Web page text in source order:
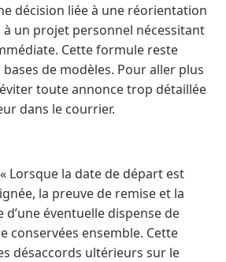
décision liée à une réorientation
un projet personnel nécessitant
Cette formule reste
de modèles. Pour aller plus
toute annonce trop détaillée
dans le courrier.
« Lorsque la date de départ est
la preuve de remise et la
éventuelle dispense de
conservées ensemble. Cette
désaccords ultérieurs sur le